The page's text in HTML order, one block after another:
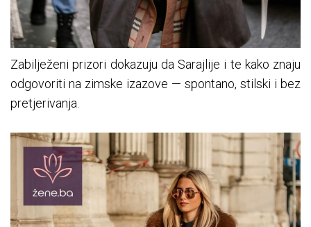
Zabilježeni prizori dokazuju da Sarajlije i te kako znaju
odgovoriti na zimske izazove — spontano, stilski i bez
pretjerivanja.